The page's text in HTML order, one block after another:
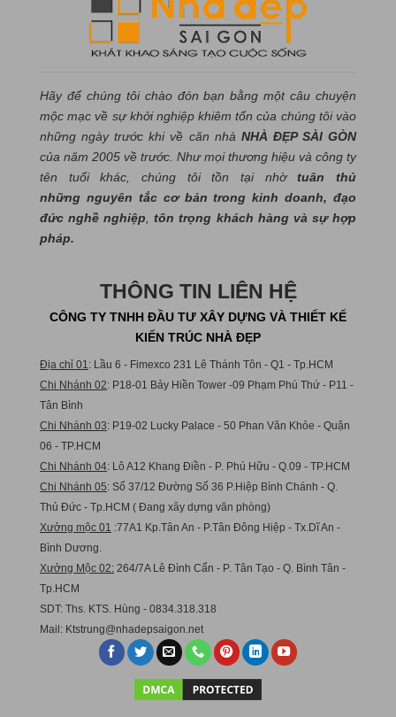
Hãy để chúng tôi chào đón bạn bằng một câu chuyện
mộc mạc về sự khởi nghiệp khiêm tốn của chúng tôi vào
những ngày trước khi về căn nhà NHÀ ĐẸP SÀI GÒN
của năm 2005 về trước. Như mọi thương hiệu và công ty
tên tuổi khác, chúng tôi tồn tại nhờtuân thủ
những nguyên tắc cơ bản trong kinh doanh, đạo
đức nghề nghiệp,tôn trọng khách hàng và sự hợp
pháp.
THÔNG TIN LIÊN HỆ
CÔNG TY TNHH ĐẦU TƯ XÂY DỰNG VÀ THIẾT KẾ
KIẾN TRÚC NHÀ ĐẸP
Địa chỉ 01: Lầu 6 - Fimexco 231 Lê Thánh Tôn - Q1 - Tp.HCM
Chi Nhánh 02: P18-01 Bảy Hiền Tower -09 Phạm Phú Thứ - P11 -
Tân Bình
Chi Nhánh 03: P19-02 Lucky Palace - 50 Phan Văn Khỏe - Quận
06 - TP.HCM
Chi Nhánh 04: Lô A12 Khang Điền - P. Phú Hữu - Q.09 - TP.HCM
Chi Nhánh 05: Số 37/12 Đường Số 36 P.Hiệp Bình Chánh - Q.
Thủ Đức - Tp.HCM ( Đang xây dựng văn phòng)
Xưởng mộc 01 :77A1 Kp.Tân An - P.Tân Đông Hiệp - Tx.Dĩ An -
Bình Dương.
Xưởng Mộc 02: 264/7A Lê Đình Cẩn - P. Tân Tạo - Q. Bình Tân -
Tp.HCM
SDT: Ths. KTS. Hùng - 0834.318.318
Mail: Ktstrung@nhadepsaigon.net